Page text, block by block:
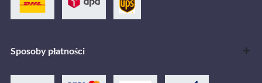
Sposoby płatności